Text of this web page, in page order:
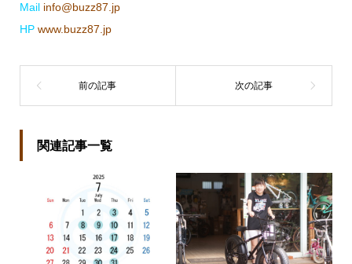
Mail info@buzz87.jp
HP www.buzz87.jp
関連記事一覧